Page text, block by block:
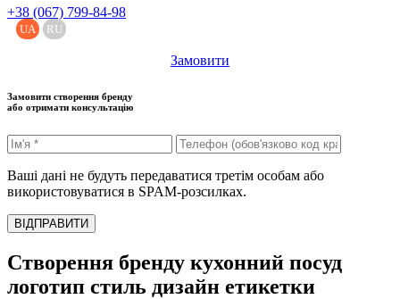
+38 (067) 799-84-98
UA RU
Замовити
Замовити створення бренду
або отримати консультацію
Ваші дані не будуть передаватися третім особам або
використовуватися в SPAM-розсилках.
ВІДПРАВИТИ
Створення бренду кухонний посуд
логотип стиль дизайн етикетки